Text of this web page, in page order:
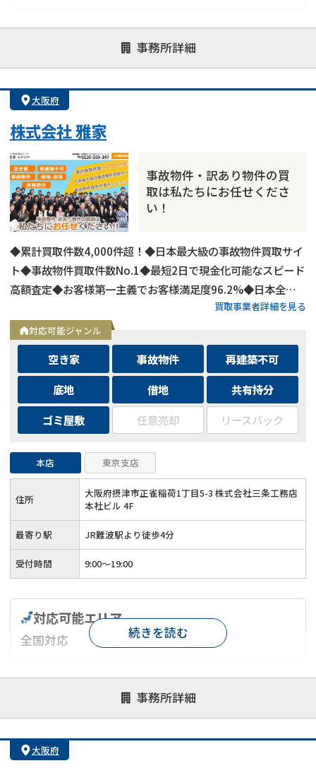
事務所詳細
対応が親身 オンライン面談可能
レスポンスが早い
1億円以上の買取可
大阪府
株式会社 雅家
事故物件・訳あり物件の買
取は私たちにお任せくださ
い！
◆累計買取件数4,000件超！◆日本最大級の事故物件買取サイ
ト◆事故物件買取件数No.1◆最短2日で現金化可能なスピード
高額査定◆お客様第一主義でお客様満足度96.2%◆日本全国
買取事業者詳細を見る
対応可能ジャンル
空き家 事故物件
再建築不可
底地
借地
共有持分
ゴミ屋敷
任意売却 リースバック
本店 東京支店
住所
大阪府摂津市正雀稲荷1丁目5-3 株式会社三条工務店
本社ビル 4F
最寄り駅 JR難波駅より徒歩4分
受付時間 9:00～19:00
事務所詳細
対応可能エリア
全国対応
対応が親身 オンライン面談可能
レスポンスが早い
1億円以上の買取可
続きを読む
大阪府